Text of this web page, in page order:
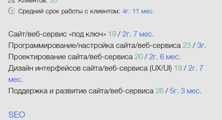
Средний срок работы с клиентом:4г. 11 мес.
Сайт/веб-сервис «под ключ» 19 /2г. 7 мес.
Программирование/настройка сайта/веб-сервиса 23 /3г.
Проектирование сайта/веб-сервиса 20 /2г. 6 мес.
Дизайн интерфейсов сайта/веб-сервиса (UX/UI) 19 /2г. 7
мес.
Поддержка и развитие сайта/веб-сервиса 26 /5г. 3 мес.
SEO